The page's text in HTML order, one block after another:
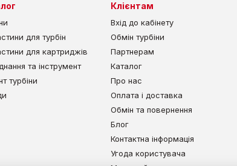
для турбін
для картриджів
та інструмент
турбіни
Клієнтам
Вхід до кабінету
Обмін турбіни
Партнерам
Каталог
Про нас
Оплата і доставка
Обмін та повернення
Блог
Контактна інформація
Угода користувача